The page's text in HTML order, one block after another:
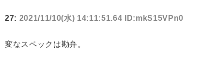
27: 2021/11/10(水) 14:11:51.64 ID:mkS15VPn0
変なスペックは勘弁。